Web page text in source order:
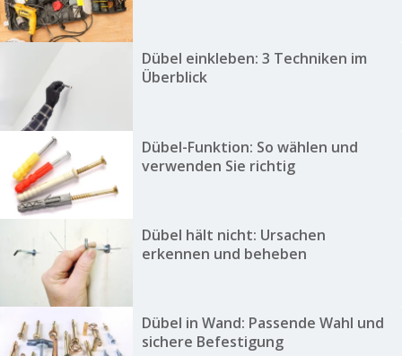
Dübel einkleben: 3 Techniken im
Überblick
Dübel-Funktion: So wählen und
verwenden Sie richtig
Dübel hält nicht: Ursachen
erkennen und beheben
Dübel in Wand: Passende Wahl und
sichere Befestigung